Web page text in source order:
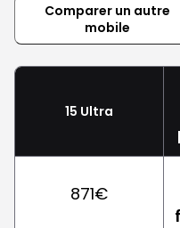
Comparer un autre
mobile
15 Ultra
871€